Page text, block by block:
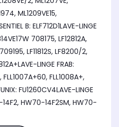
B: ELF712D1LAVE-LINGE
FU1260CV4LAVE-LINGE